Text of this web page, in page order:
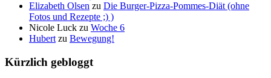
Elizabeth Olsen zu Die Burger-Pizza-Pommes-Diät (ohne
Fotos und Rezepte ;) )
Nicole Luck zu Woche 6
Hubert zu Bewegung!
Kürzlich gebloggt